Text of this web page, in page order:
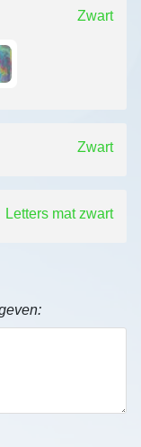
Zwart
Zwart
Letters mat zwart